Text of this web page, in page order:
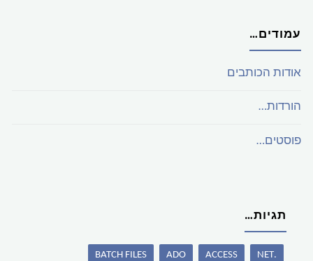
עמודים…
אודות הכותבים
הורדות…
פוסטים…
תגיות…
.NET
ACCESS
ADO
BATCH FILES